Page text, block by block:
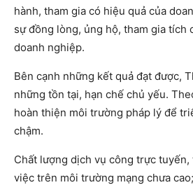
hành, tham gia có hiệu quả của
sự đồng lòng, ủng hộ, tham gia tích
doanh nghiệp.
Bên cạnh những kết quả đạt được,
những tồn tại, hạn chế chủ yếu.
hoàn thiện môi trường pháp lý để
chậm.
Chất lượng dịch vụ công trực
việc trên môi trường mạng chưa